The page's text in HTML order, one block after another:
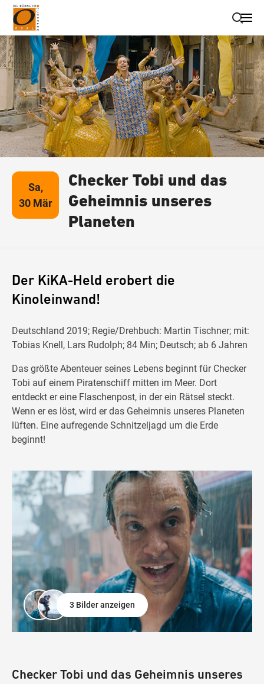
Suche schließen
Wegbeschreibung erhalten
Sa,
30 Mär
Checker Tobi und das
Geheimnis unseres
Planeten
Der KiKA-Held erobert die
Kinoleinwand!
Deutschland 2019; Regie/Drehbuch: Martin Tischner; mit:
Tobias Knell, Lars Rudolph; 84 Min; Deutsch; ab 6 Jahren
Das größte Abenteuer seines Lebens beginnt für Checker
Tobi auf einem Piratenschiff mitten im Meer. Dort
entdeckt er eine Flaschenpost, in der ein Rätsel steckt.
Wenn er es löst, wird er das Geheimnis unseres Planeten
lüften. Eine aufregende Schnitzeljagd um die Erde
beginnt!
3 Bilder anzeigen
Checker Tobi und das Geheimnis unseres